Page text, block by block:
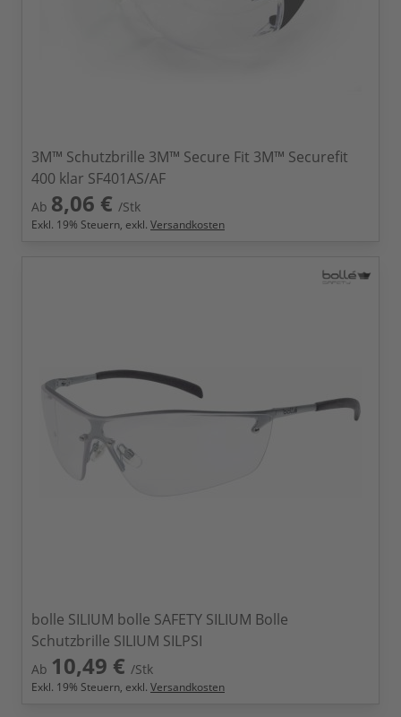
3M™ Schutzbrille 3M™ Secure Fit 3M™ Securefit
400 klar SF401AS/AF
Ab 8,06 € /Stk
Exkl. 19% Steuern, exkl. Versandkosten
bolle SILIUM bolle SAFETY SILIUM Bolle
Schutzbrille SILIUM SILPSI
Ab 10,49 € /Stk
Exkl. 19% Steuern, exkl. Versandkosten